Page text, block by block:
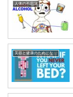
人体の不思議
美容と健康のためになる話